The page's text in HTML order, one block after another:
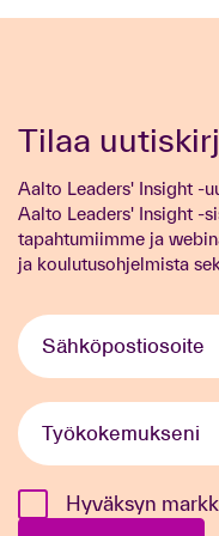
Tilaa
Aalto Leaders' Insight -
Aalto Leaders' Insight -
tapahtumiimme ja
ja koulutusohjelmista
Sähköpostiosoite
*
Kokemus
*
Hyväksyn